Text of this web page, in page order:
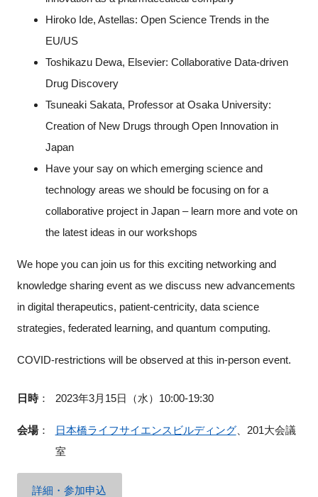
Hiroko Ide, Astellas: Open Science Trends in the
EU/US
Toshikazu Dewa, Elsevier: Collaborative Data-driven
Drug Discovery
Tsuneaki Sakata, Professor at Osaka University:
Creation of New Drugs through Open Innovation in
Japan
Have your say on which emerging science and
technology areas we should be focusing on for a
collaborative project in Japan – learn more and vote on
the latest ideas in our workshops
We hope you can join us for this exciting networking and
knowledge sharing event as we discuss new advancements
in digital therapeutics, patient-centricity, data science
strategies, federated learning, and quantum computing.
COVID-restrictions will be observed at this in-person event.
日時： 2023年3月15日（水）10:00-19:30
会場： 日本橋ライフサイエンスビルディング、201大会議
室
詳細・参加申込